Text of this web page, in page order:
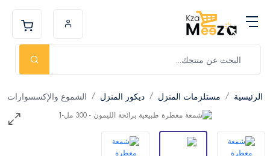
الرئيسية مستلزمات المنزل ديكور المنزل الشموع والإكسسوارات